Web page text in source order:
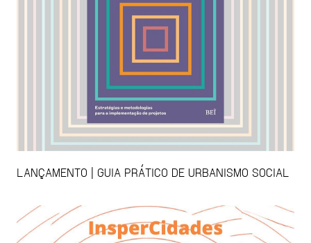
LANÇAMENTO | GUIA PRÁTICO DE URBANISMO SOCIAL